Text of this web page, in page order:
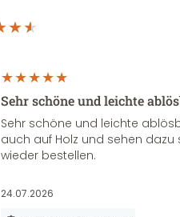
Sehr schöne und leichte
Sehr schöne und leichte
auch auf Holz und sehen
wieder bestellen.
24.07.2026